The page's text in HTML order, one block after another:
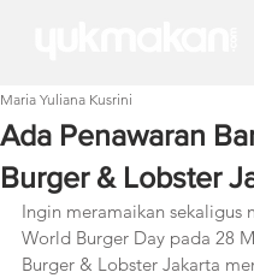
Ada Penawaran
Burger & Lobster
Maria Yuliana Kusrini
Ingin meramaikan sekaligus
World Burger Day pada 28
Burger & Lobster Jakarta